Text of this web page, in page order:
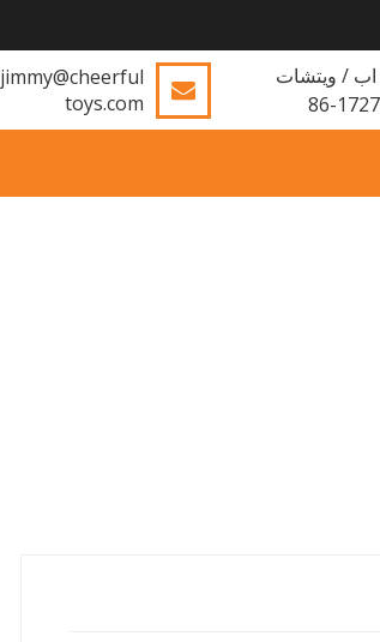
/ ويتشات
jimmy@cheerful
toys.com